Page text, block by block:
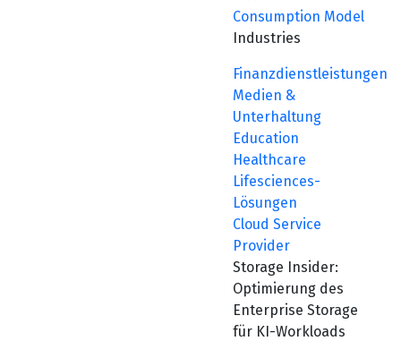
Consumption Model
Industries
Finanzdienstleistungen
Medien &
Unterhaltung
Education
Healthcare
Lifesciences-
Lösungen
Cloud Service
Provider
Storage Insider:
Optimierung des
Enterprise Storage
für KI-Workloads